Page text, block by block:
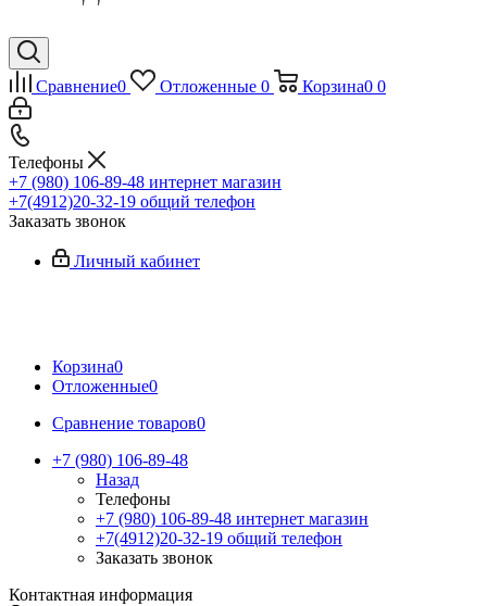
Сравнение0 Отложенные 0 Корзина0 0
Телефоны
+7 (980) 106-89-48 интернет магазин
+7(4912)20-32-19 общий телефон
Заказать звонок
Личный кабинет
Корзина0
Отложенные0
Сравнение товаров0
+7 (980) 106-89-48
Назад
Телефоны
+7 (980) 106-89-48 интернет магазин
+7(4912)20-32-19 общий телефон
Заказать звонок
Контактная информация